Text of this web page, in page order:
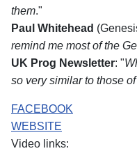
them."
Paul Whitehead
remind me most of the
UK Prog Newsletter: "
so very similar to those
FACEBOOK
WEBSITE
Video links: